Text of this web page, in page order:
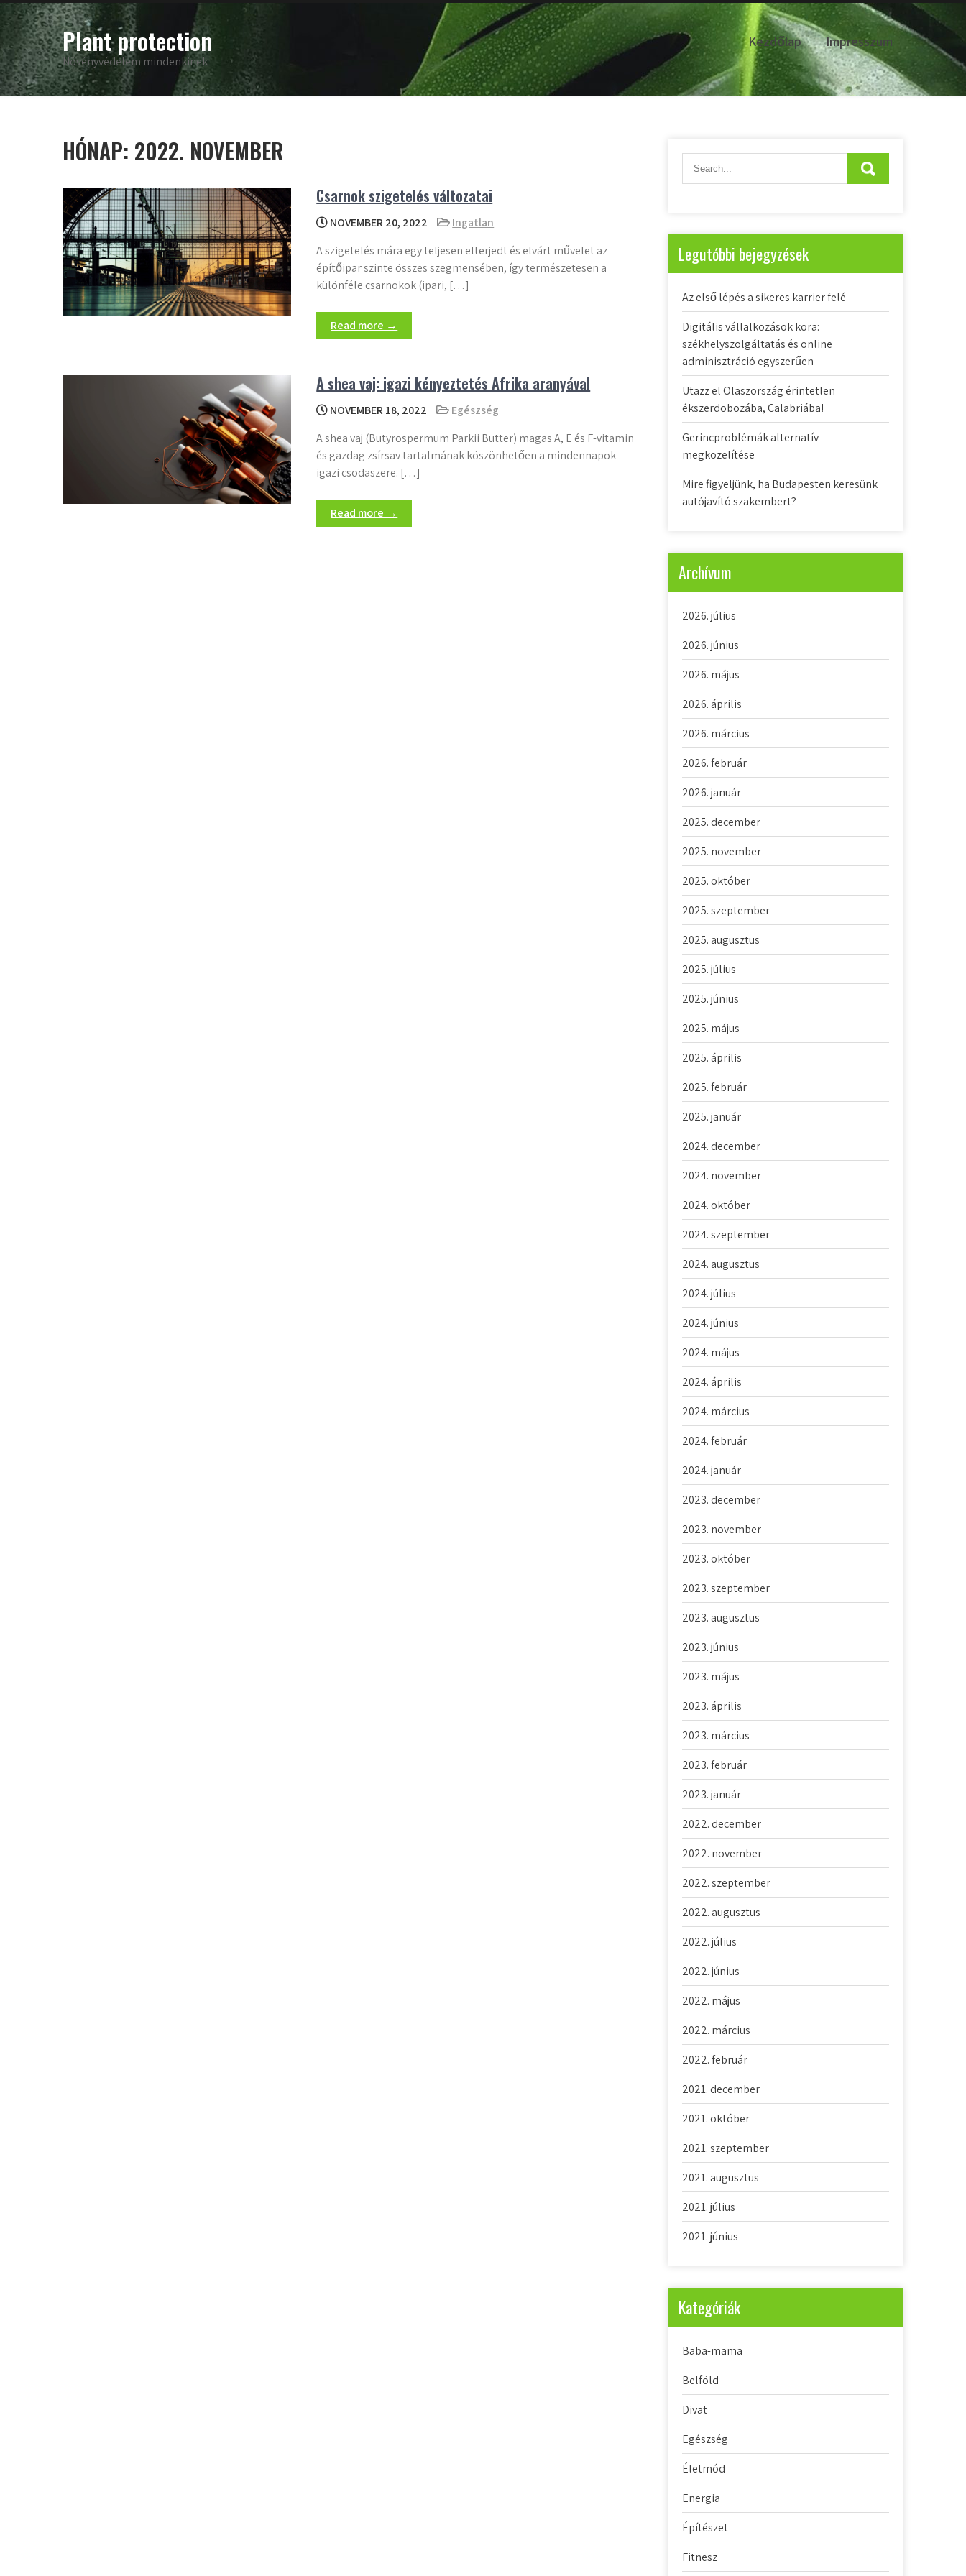
Skip
to
content
Plant protection
Növényvédelem mindenkinek
Kezdőlap Impresszum
HÓNAP: 2022. NOVEMBER
Csarnok szigetelés változatai
NOVEMBER 20, 2022
Ingatlan
A szigetelés mára egy teljesen elterjedt és elvárt művelet az
építőipar szinte összes szegmensében, így természetesen a
különféle csarnokok (ipari, […]
Read more →
A shea vaj: igazi kényeztetés Afrika aranyával
NOVEMBER 18, 2022
Egészség
A shea vaj (Butyrospermum Parkii Butter) magas A, E és F-vitamin
és gazdag zsírsav tartalmának köszönhetően a mindennapok
igazi csodaszere. […]
Read more →
Legutóbbi bejegyzések
Az első lépés a sikeres karrier felé
Digitális vállalkozások kora:
székhelyszolgáltatás és online
adminisztráció egyszerűen
Utazz el Olaszország érintetlen
ékszerdobozába, Calabriába!
Gerincproblémák alternatív
megközelítése
Mire figyeljünk, ha Budapesten keresünk
autójavító szakembert?
Archívum
2026. július
2026. június
2026. május
2026. április
2026. március
2026. február
2026. január
2025. december
2025. november
2025. október
2025. szeptember
2025. augusztus
2025. július
2025. június
2025. május
2025. április
2025. február
2025. január
2024. december
2024. november
2024. október
2024. szeptember
2024. augusztus
2024. július
2024. június
2024. május
2024. április
2024. március
2024. február
2024. január
2023. december
2023. november
2023. október
2023. szeptember
2023. augusztus
2023. június
2023. május
2023. április
2023. március
2023. február
2023. január
2022. december
2022. november
2022. szeptember
2022. augusztus
2022. július
2022. június
2022. május
2022. március
2022. február
2021. december
2021. október
2021. szeptember
2021. augusztus
2021. július
2021. június
Kategóriák
Baba-mama
Belföld
Divat
Egészség
Életmód
Energia
Építészet
Fitnesz